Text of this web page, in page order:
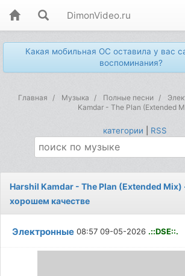
DimonVideo.ru
Какая мобильная ОС оставила у вас
воспоминания?
Главная Музыка Полные песни
Kamdar - The Plan (Extended
категории RSS
Harshil Kamdar - The Plan (Extended Mix)
хорошем качестве
Электронные 08:57 09-05-2026 .::DSE::.